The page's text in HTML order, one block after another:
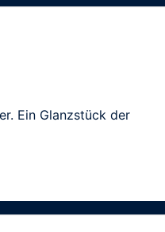
Ein Glanzstück der